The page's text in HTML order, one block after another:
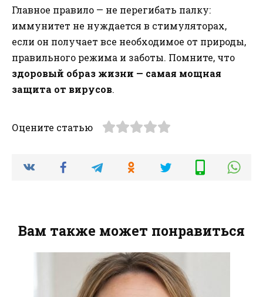
Главное правило — не перегибать палку:
иммунитет не нуждается в стимуляторах,
если он получает все необходимое от природы,
правильного режима и заботы. Помните, что
здоровый образ жизни — самая мощная
защита от вирусов.
Оцените статью
Вам также может понравиться